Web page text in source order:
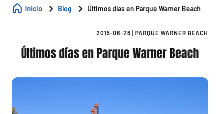
Inicio Blog Últimos días en Parque Warner Beach
2015-08-28 PARQUE WARNER BEACH
Últimos días en Parque Warner Beach